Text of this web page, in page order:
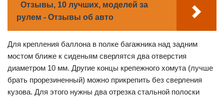
Отзывы, 10 лучших, моделей за
рулем - Отзывы об авто
Для крепления баллона в полке багажника над задним
мостом ближе к сиденьям сверлятся два отверстия
диаметром 10 мм. Другие концы крепежного хомута (лучше
брать прорезиненный) можно прикрепить без сверления
кузова. Для этого нужны два отрезка стальной полоски